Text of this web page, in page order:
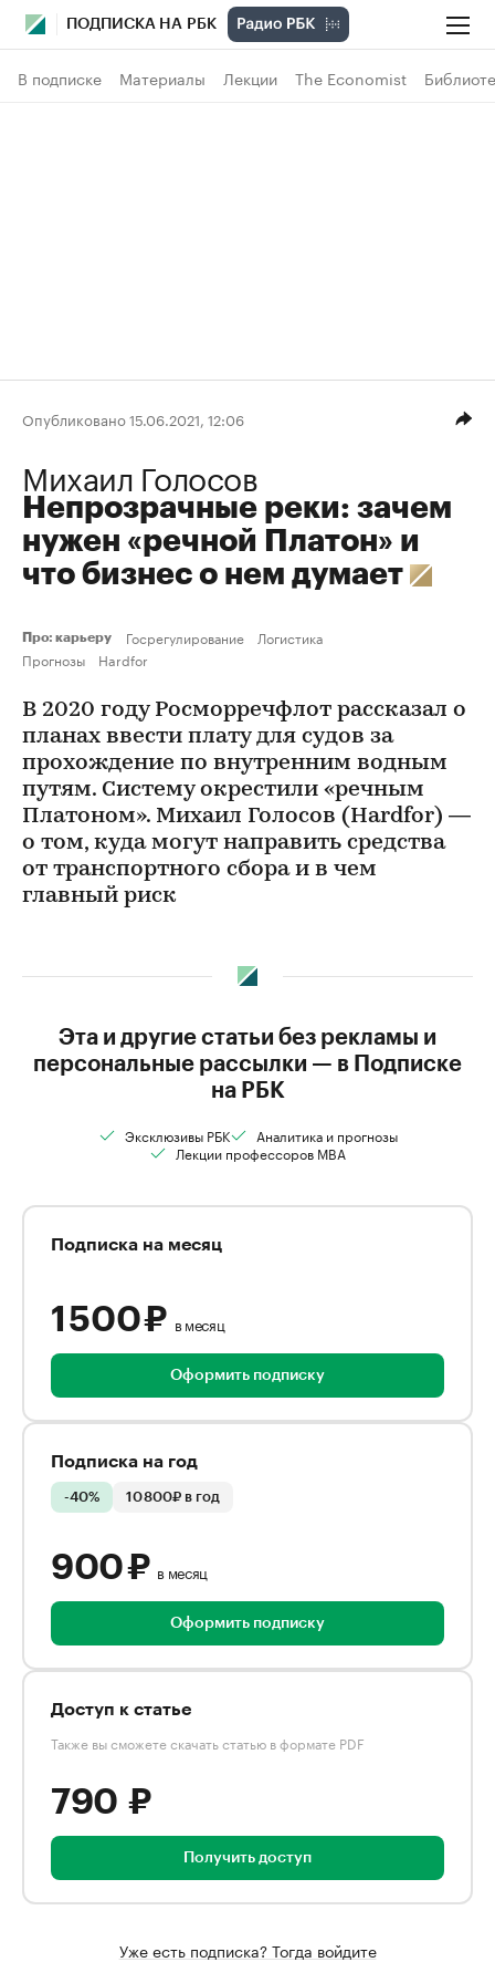
ПОДПИСКА НА РБК
В подписке Материалы Лекции The Economist
Опубликовано 15.06.2021, 12:06
Михаил Голосов
Непрозрачные реки: зачем
нужен «речной Платон» и
что бизнес о нем думает
Про: карьеру Госрегулирование
Логистика
Прогнозы
Hardfor
В 2020 году Росморречфлот рассказал о
планах ввести плату для судов за
прохождение по внутренним водным
путям. Систему окрестили «речным
Платоном». Михаил Голосов (Hardfor) —
о том, куда могут направить средства
от транспортного сбора и в чем
главный риск
Эта и другие статьи без рекламы и
персональные рассылки — в Подписке
на РБК
Эксклюзивы РБК
Аналитика и прогнозы
Лекции профессоров MBA
Подписка на месяц
1 500 ₽ в месяц
Оформить подписку
Подписка на год
-40% 10 800₽ в год
900 ₽ в месяц
Оформить подписку
Доступ к статье
Также вы сможете скачать статью в формате PDF
790 ₽
Получить доступ
Уже есть подписка? Тогда войдите